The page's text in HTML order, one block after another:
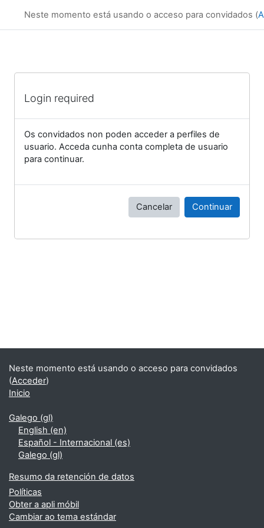
Neste momento está usando o acceso para convidados (
Login required
Os convidados non poden acceder a perfiles de
usuario. Acceda cunha conta completa de usuario
para continuar.
Cancelar Continuar
Neste momento está usando o acceso para convidados
(Acceder)
Inicio
Galego ‎(gl)‎
English ‎(en)‎
Español - Internacional ‎(es)‎
Galego ‎(gl)‎
Resumo da retención de datos
Políticas
Obter a apli móbil
Cambiar ao tema estándar